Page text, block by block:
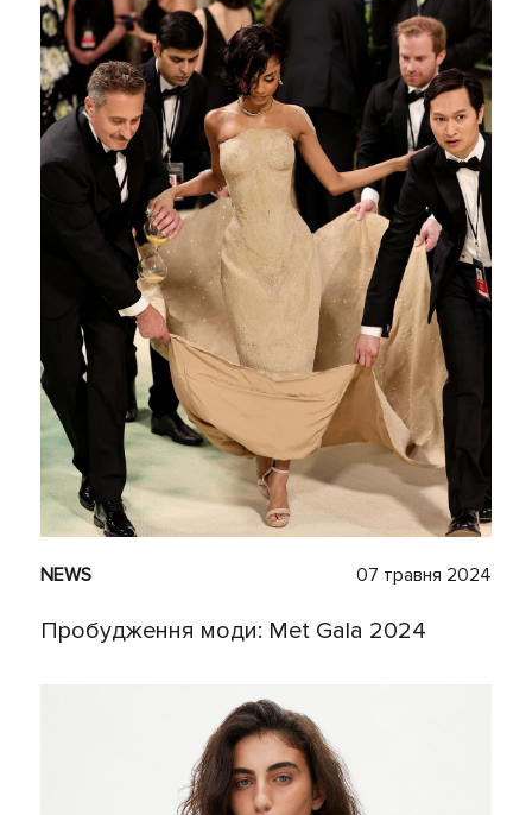
NEWS 07 травня 2024
Пробудження моди: Met Gala 2024